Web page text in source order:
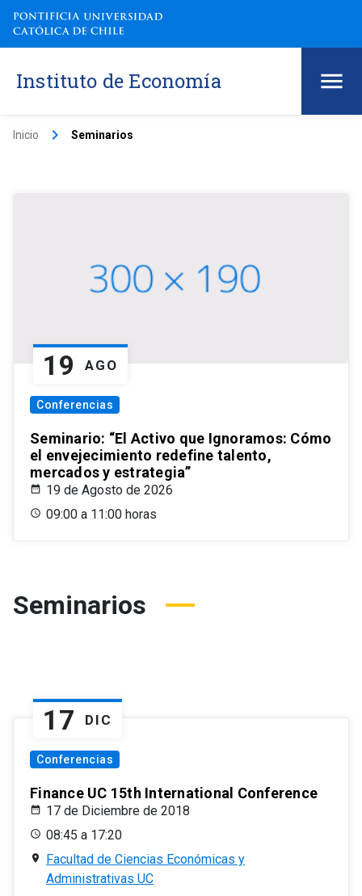
Instituto de Economía
Inicio keyboard_arrow_right Seminarios
19 AGO
Conferencias
Seminario: “El Activo que Ignoramos: Cómo
el envejecimiento redefine talento,
mercados y estrategia”
19 de Agosto de 2026
09:00 a 11:00 horas
Seminarios
17 DIC
Conferencias
Finance UC 15th International Conference
17 de Diciembre de 2018
08:45 a 17:20
Facultad de Ciencias Económicas y
Administrativas UC